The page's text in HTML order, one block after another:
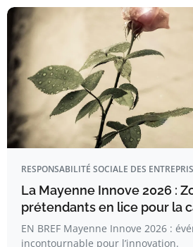
RESPONSABILITÉ SOCIALE DES
La Mayenne Innove 2026 :
prétendants en lice pour la
EN BREF Mayenne Innove 2026 :
incontournable pour l’innovation.